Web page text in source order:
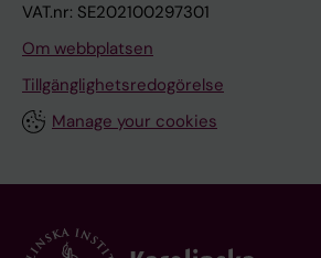
VAT.nr: SE202100297301
Om webbplatsen
Tillgänglighetsredogörelse
Manage your cookies